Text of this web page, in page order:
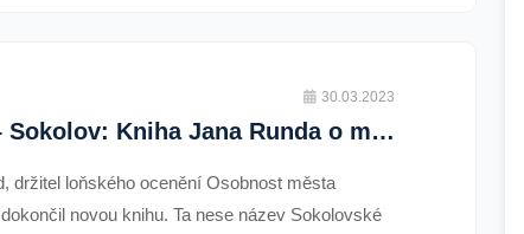
30.03.2023
2013 – Sokolov: Kniha Jana Runda o místních hospodách je hotová (4907) (TV Západ)
držitel loňského ocenění Osobnost města
novou knihu. Ta nese název Sokolovské